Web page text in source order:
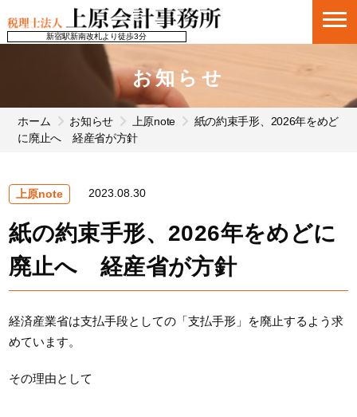
新宿駅新南改札より徒歩3分
お知らせ
ホーム お知らせ 上原note
紙の約束手形、2026年をめど
に廃止へ 経産省が方針
上原note 2023.08.30
紙の約束手形、2026年をめどに
廃止へ 経産省が方針
経済産業省は支払手段としての「支払手形」を廃止するよう求
めています。
その理由として